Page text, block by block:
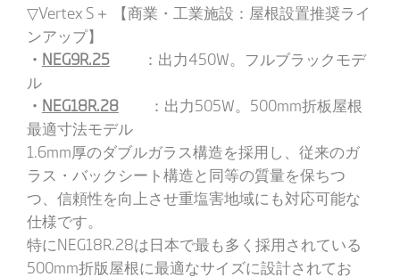
▽Vertex S＋ 【商業・工業施設：屋根設置推奨ライ
ンアップ】
・ NEG9R.25：出力450W。フルブラックモデ
ル
・ NEG18R.28：出力505W。500mm折板屋根
最適寸法モデル
1.6mm厚のダブルガラス構造を採用し、従来のガ
ラス・バックシート構造と同等の質量を保ちつ
つ、信頼性を向上させ重塩害地域にも対応可能な
仕様です。
特にNEG18R.28は日本で最も多く採用されている
500mm折版屋根に最適なサイズに設計されてお